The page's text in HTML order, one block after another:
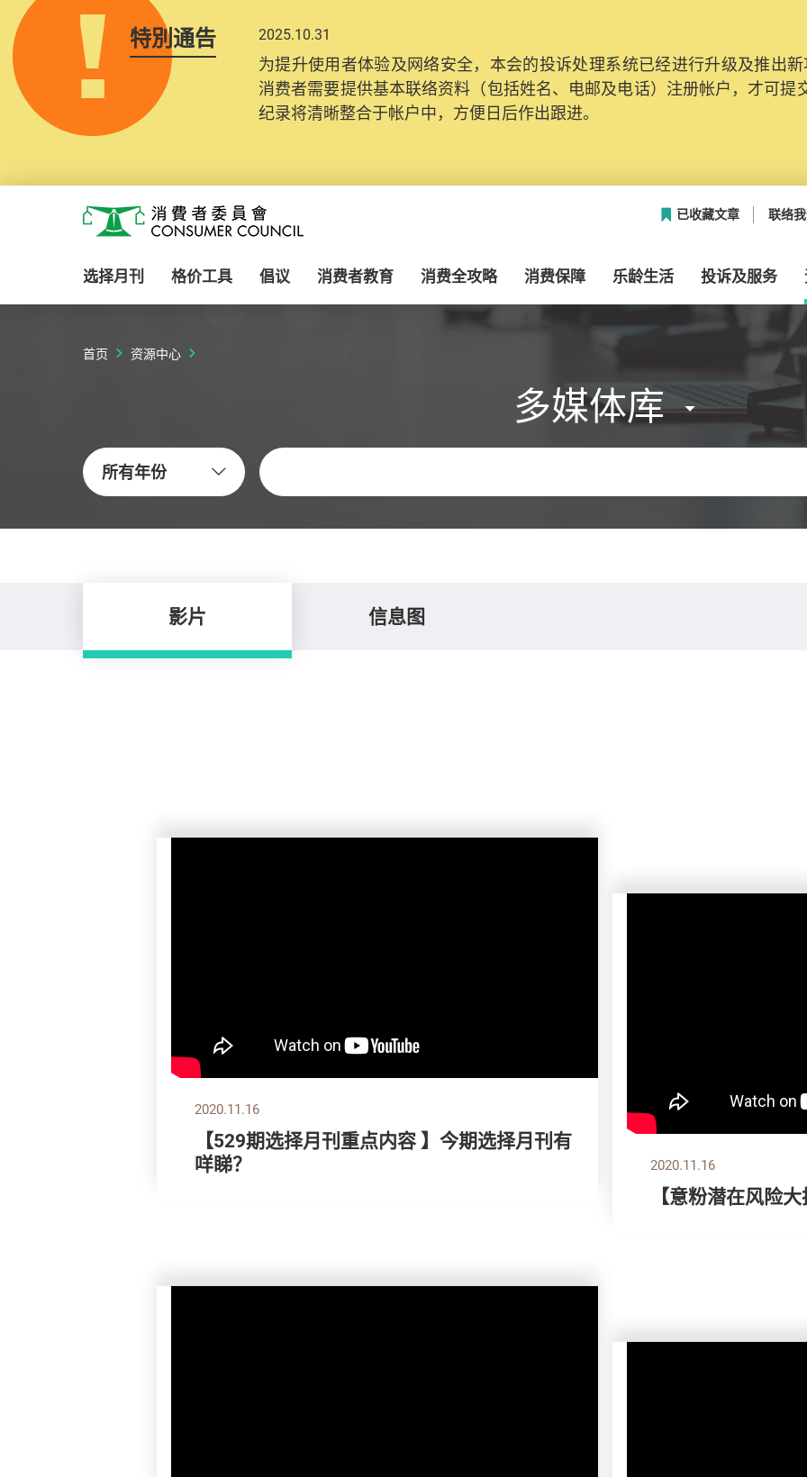
特別通告 2025.10.31
为提升使用者体验及网络安全，本会的投诉处理系统已经进行升级及推出
消费者需要提供基本联络资料（包括姓名、电邮及电话）注册帐户，才可提
纪录将清晰整合于帐户中，方便日后作出跟进。
消费者委员会
已收藏文章 联络
选择月刊 格价工具 倡议 消费者教育 消费全攻略 消费保障 乐龄生活 投诉及服务
首页 资源中心
多媒体库
所有年份
关键字
影片 信息图
2020.11.16
【529期选择月刊重点内容 】今期选择月刊有
咩睇？
2020.11.16
【意粉潜在风险